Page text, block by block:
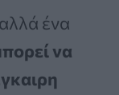
ένα
να